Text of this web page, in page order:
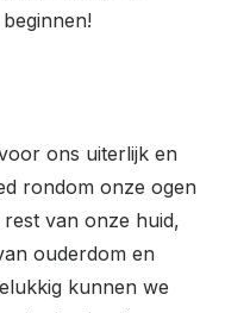
ons uiterlijk en
rondom onze ogen
van onze huid,
ouderdom en
kunnen we